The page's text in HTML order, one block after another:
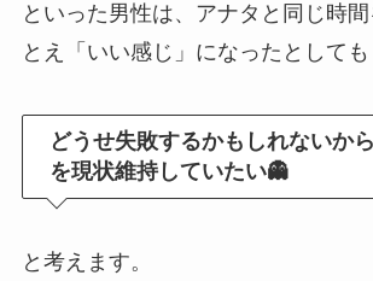
といった男性は、アナタと同じ時
とえ「いい感じ」になったとしても
どうせ失敗するかもしれないか
を現状維持していたい👻
と考えます。